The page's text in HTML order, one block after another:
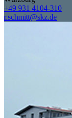
+49 931 4104-310
r.schmitt@skz.de